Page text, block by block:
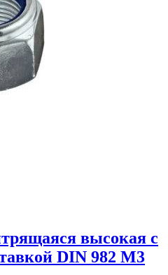
высокая с
DIN 982 М3